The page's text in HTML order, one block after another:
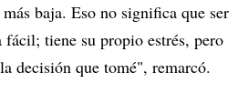
baja. Eso no significa que ser
fácil; tiene su propio estrés, pero
decisión que tomé", remarcó.